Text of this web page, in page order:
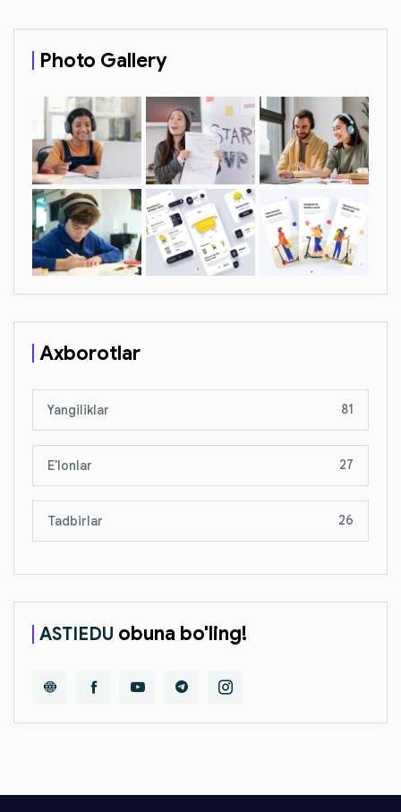
Photo Gallery
Axborotlar
Yangiliklar 81
E'lonlar 27
Tadbirlar 26
ASTIEDU obuna bo'ling!